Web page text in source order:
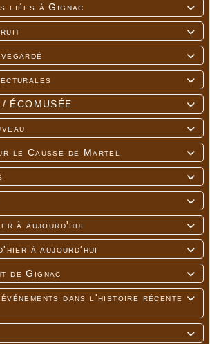

liées à Gignac




ÉCOMUSÉE


le Causse de Martel



à aujourd'hui

à aujourd'hui

de Gignac

dans l'histoire récente

Entrée du Boulet
Boulet en crue